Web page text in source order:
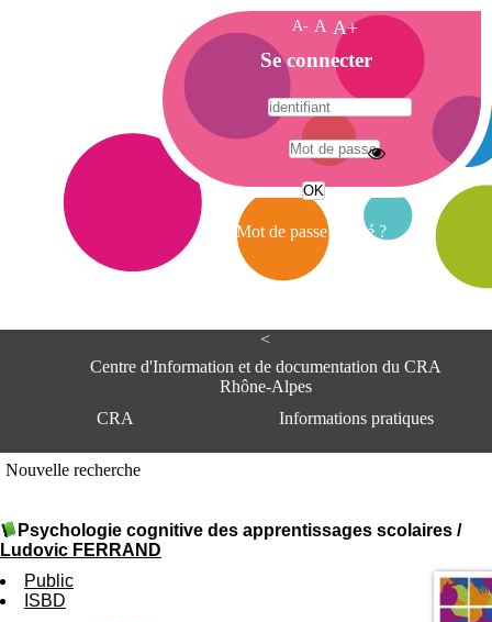
<
Centre d'Information et de documentation du CRA
Rhône-Alpes
CRA
Informations pratiques
Centre Hospitalier le Vinatier
bât 211
Nouvelle recherche
Psychologie cognitive des apprentissages scolaires /
Ludovic FERRAND
Public
ISBD
A- A A+
A
c
c
e
i
Se connecter
Mot de passe oublié ?
A
e
e
n
f